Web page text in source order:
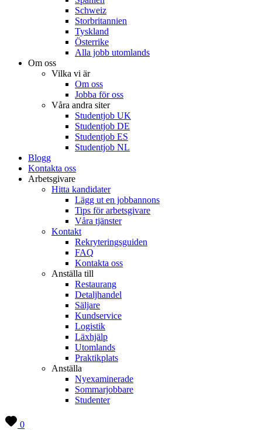
Schweiz
Storbritannien
Tyskland
Österrike
Alla jobb utomlands
Om oss
Vilka vi är
Om oss
Jobba för oss
Våra andra siter
Studentjob UK
Studentjob DE
Studentjob ES
Studentjob NL
Blogg
Kontakta oss
Arbetsgivare
Hitta kandidater
Lägg ut en jobbannons
Tips för arbetsgivare
Våra tjänster
Kontakt
Rekryteringsguiden
FAQ
Kontakta oss
Anställa till
Restaurang
Detaljhandel
Säljare
Kundservice
Logistik
Läxhjälp
Utomlands
Praktikplats
Anställa
Nyexaminerade
Sommarjobbare
Studenter
0